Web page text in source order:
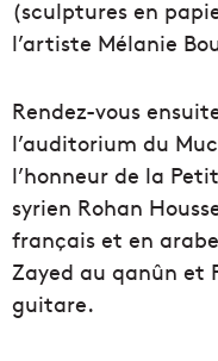
(sculptures en
l’artiste Mélanie
Rendez-vous
l’auditorium du
l’honneur de la
syrien Rohan
français et en
Zayed au qanûn et
guitare.